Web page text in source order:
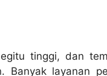
tinggi, dan
Banyak layanan